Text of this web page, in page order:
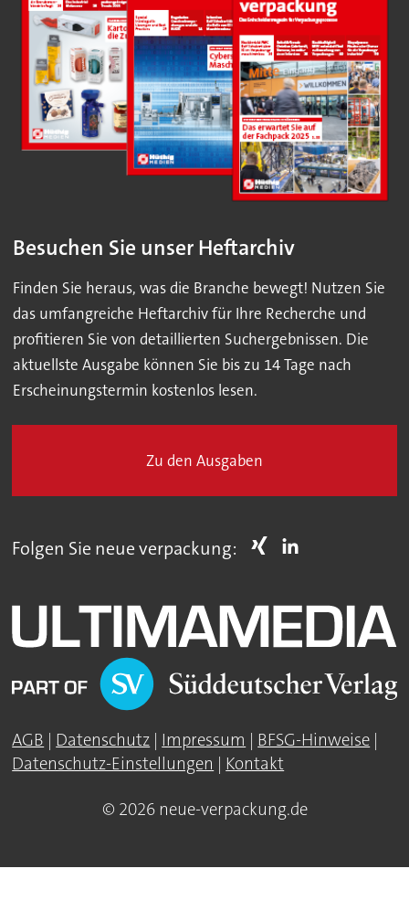
Besuchen Sie unser Heftarchiv
Finden Sie heraus, was die Branche bewegt! Nutzen Sie
das umfangreiche Heftarchiv für Ihre Recherche und
profitieren Sie von detaillierten Suchergebnissen. Die
aktuellste Ausgabe können Sie bis zu 14 Tage nach
Erscheinungstermin kostenlos lesen.
Zu den Ausgaben
Folgen Sie neue verpackung:
AGB | Datenschutz | Impressum | BFSG-Hinweise |
Datenschutz-Einstellungen | Kontakt
© 2026 neue-verpackung.de